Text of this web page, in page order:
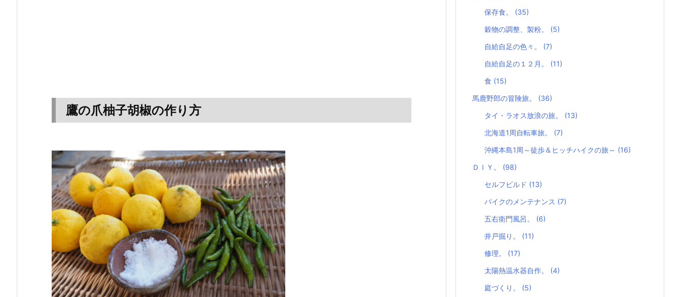
鷹の爪柚子胡椒の作り方
保存食。 (35)
穀物の調整、製粉。 (5)
自給自足の色々。 (7)
自給自足の１２月。 (11)
食 (15)
馬鹿野郎の冒険旅。 (36)
タイ・ラオス放浪の旅。 (13)
北海道1周自転車旅。 (7)
沖縄本島1周～徒歩＆ヒッチハイクの旅～ (16)
ＤＩＹ。 (98)
セルフビルド (13)
バイクのメンテナンス (7)
五右衛門風呂。 (6)
井戸掘り。 (11)
修理。 (17)
太陽熱温水器自作。 (4)
庭づくり。 (5)